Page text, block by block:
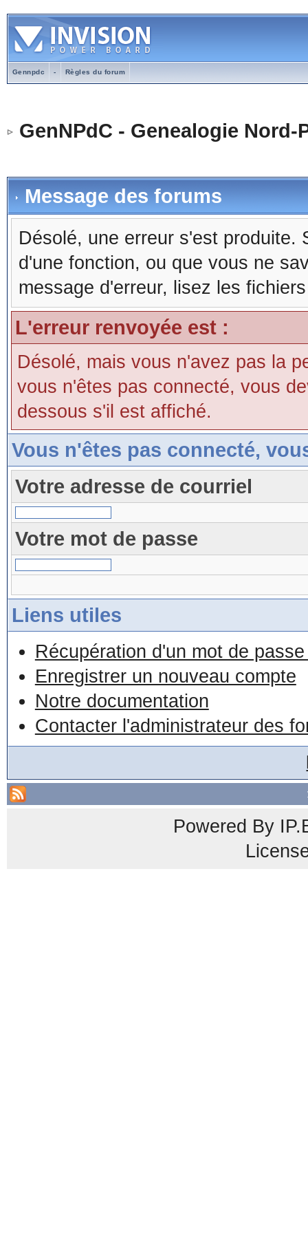
Gennpdc - Règles du forum
GenNPdC - Genealogie Nord-
Message des forums
Désolé, une erreur s'est produite.
d'une fonction, ou que vous ne
message d'erreur, lisez les
L'erreur renvoyée est :
Désolé, mais vous n'avez pas la
vous n'êtes pas connecté, vous
dessous s'il est affiché.
Vous n'êtes pas connecté,
Votre adresse de courriel
Votre mot de passe
Liens utiles
Récupération d'un mot de
Enregistrer un nouveau compte
Notre documentation
Contacter l'administrateur des
Powered By